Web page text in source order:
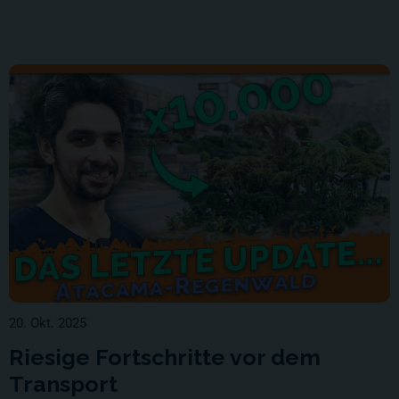
20. Okt. 2025
Riesige Fortschritte vor dem
Transport